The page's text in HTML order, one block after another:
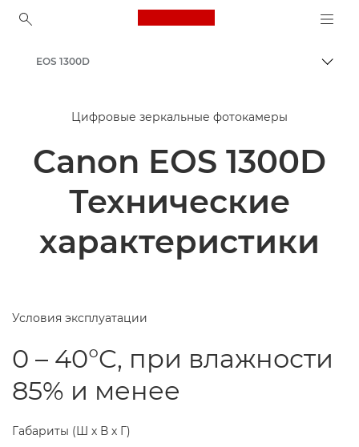
Canon Logo, back to
EOS 1300D
Цифровые зеркальные фотокамеры
Canon EOS 1300D
Технические
характеристики
Условия эксплуатации
0 – 40°C, при влажности
85% и менее
Габариты (Ш х В х Г)